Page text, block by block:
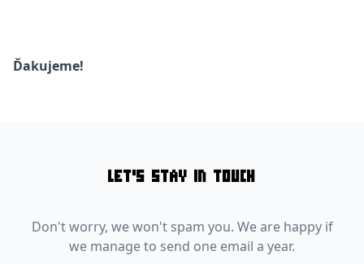
Ďakujeme!
LET'S STAY IN TOUCH
Don't worry, we won't spam you. We are happy if
we manage to send one email a year.